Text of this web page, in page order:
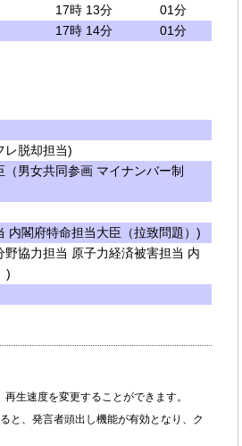
17時 13分
01分
17時 14分 01分
レ脱却担当)
男女共同参画 マイナンバー制
閣府特命担当大臣（拉致問題）)
協力担当 原子力経済被害担当 内
)
生速度を変更することができます。
と、発言者頭出し機能が有効となり、ク